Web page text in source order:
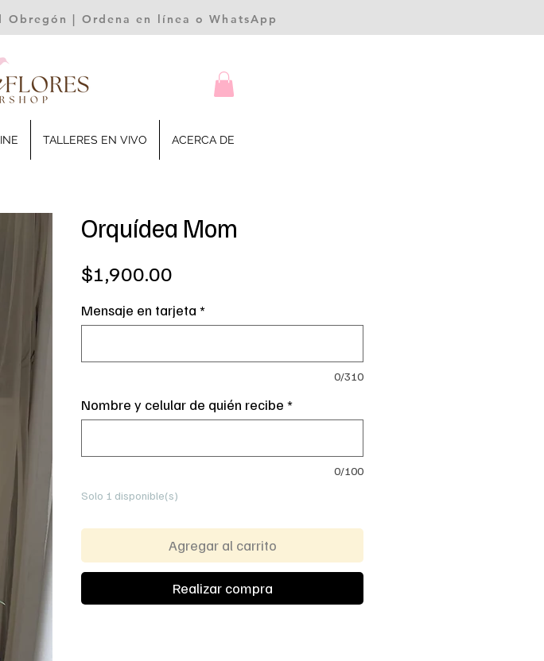
| Ordena en línea o WhatsApp
TALLERES EN VIVO ACERCA DE
Orquídea Mom
$1,900.00
Mensaje en tarjeta *
0/310
Nombre y celular de quién recibe *
0/100
Solo 1 disponible(s)
Agregar al carrito
Realizar compra